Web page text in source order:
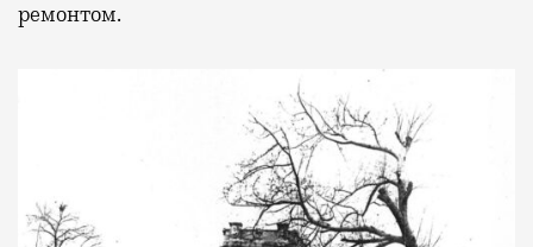
ремонтом.